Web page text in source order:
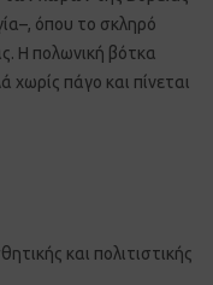
όπου το σκληρό
Η πολωνική βότκα
χωρίς πάγο και πίνεται
και πολιτιστικής